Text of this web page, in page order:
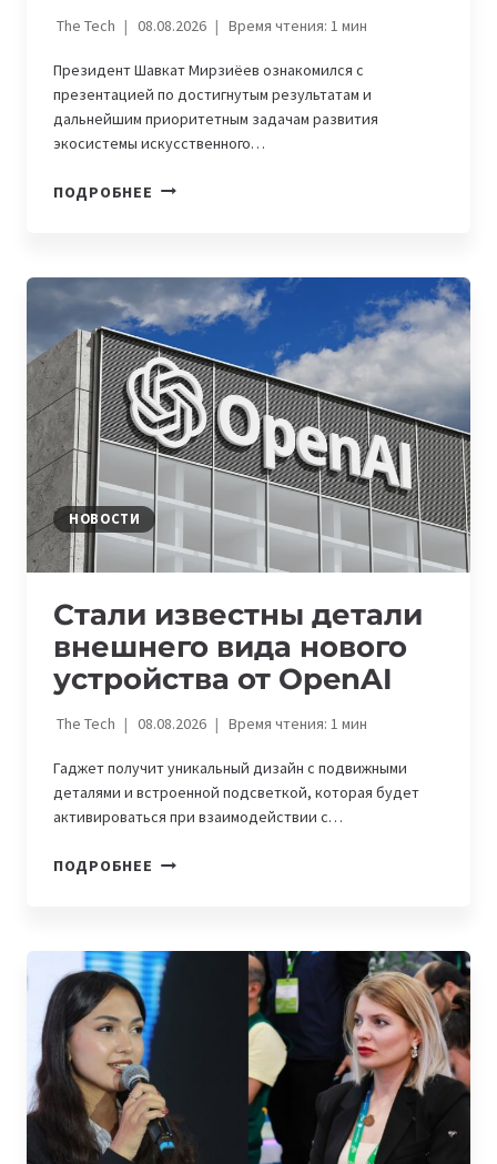
The Tech 08.08.2026 Время чтения: 1мин
Президент Шавкат Мирзиёев ознакомился с
презентацией по достигнутым результатам и
дальнейшим приоритетным задачам развития
экосистемы искусственного…
ПОДРОБНЕЕ В
ПО
РАЗВИТИЮ
ЭКОСИСТЕМЫ
ИСКУССТВЕННОГО
ИНТЕЛЛЕКТА
НОВОСТИ
Стали известны детали
внешнего вида нового
устройства от OpenAI
The Tech 08.08.2026 Время чтения: 1мин
Гаджет получит уникальный дизайн с подвижными
деталями и встроенной подсветкой, которая будет
активироваться при взаимодействии с…
ПОДРОБНЕЕ СТАЛИ
ВИДА
НОВОГО
УСТРОЙСТВА
ОТ